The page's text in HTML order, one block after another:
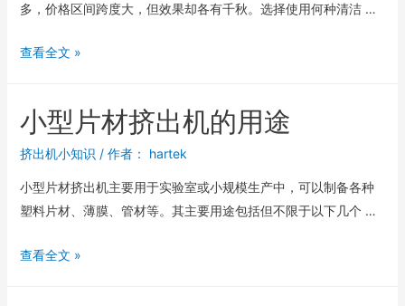
多，价格区间跨度大，但效果却各有千秋。选择使用何种清洁 …
查看全文 »
小型片材挤出机的用途
挤出机小知识 / 作者： hartek
小型片材挤出机主要用于实验室或小规模生产中，可以制备各种
塑料片材、薄膜、管材等。其主要用途包括但不限于以下几个 …
查看全文 »